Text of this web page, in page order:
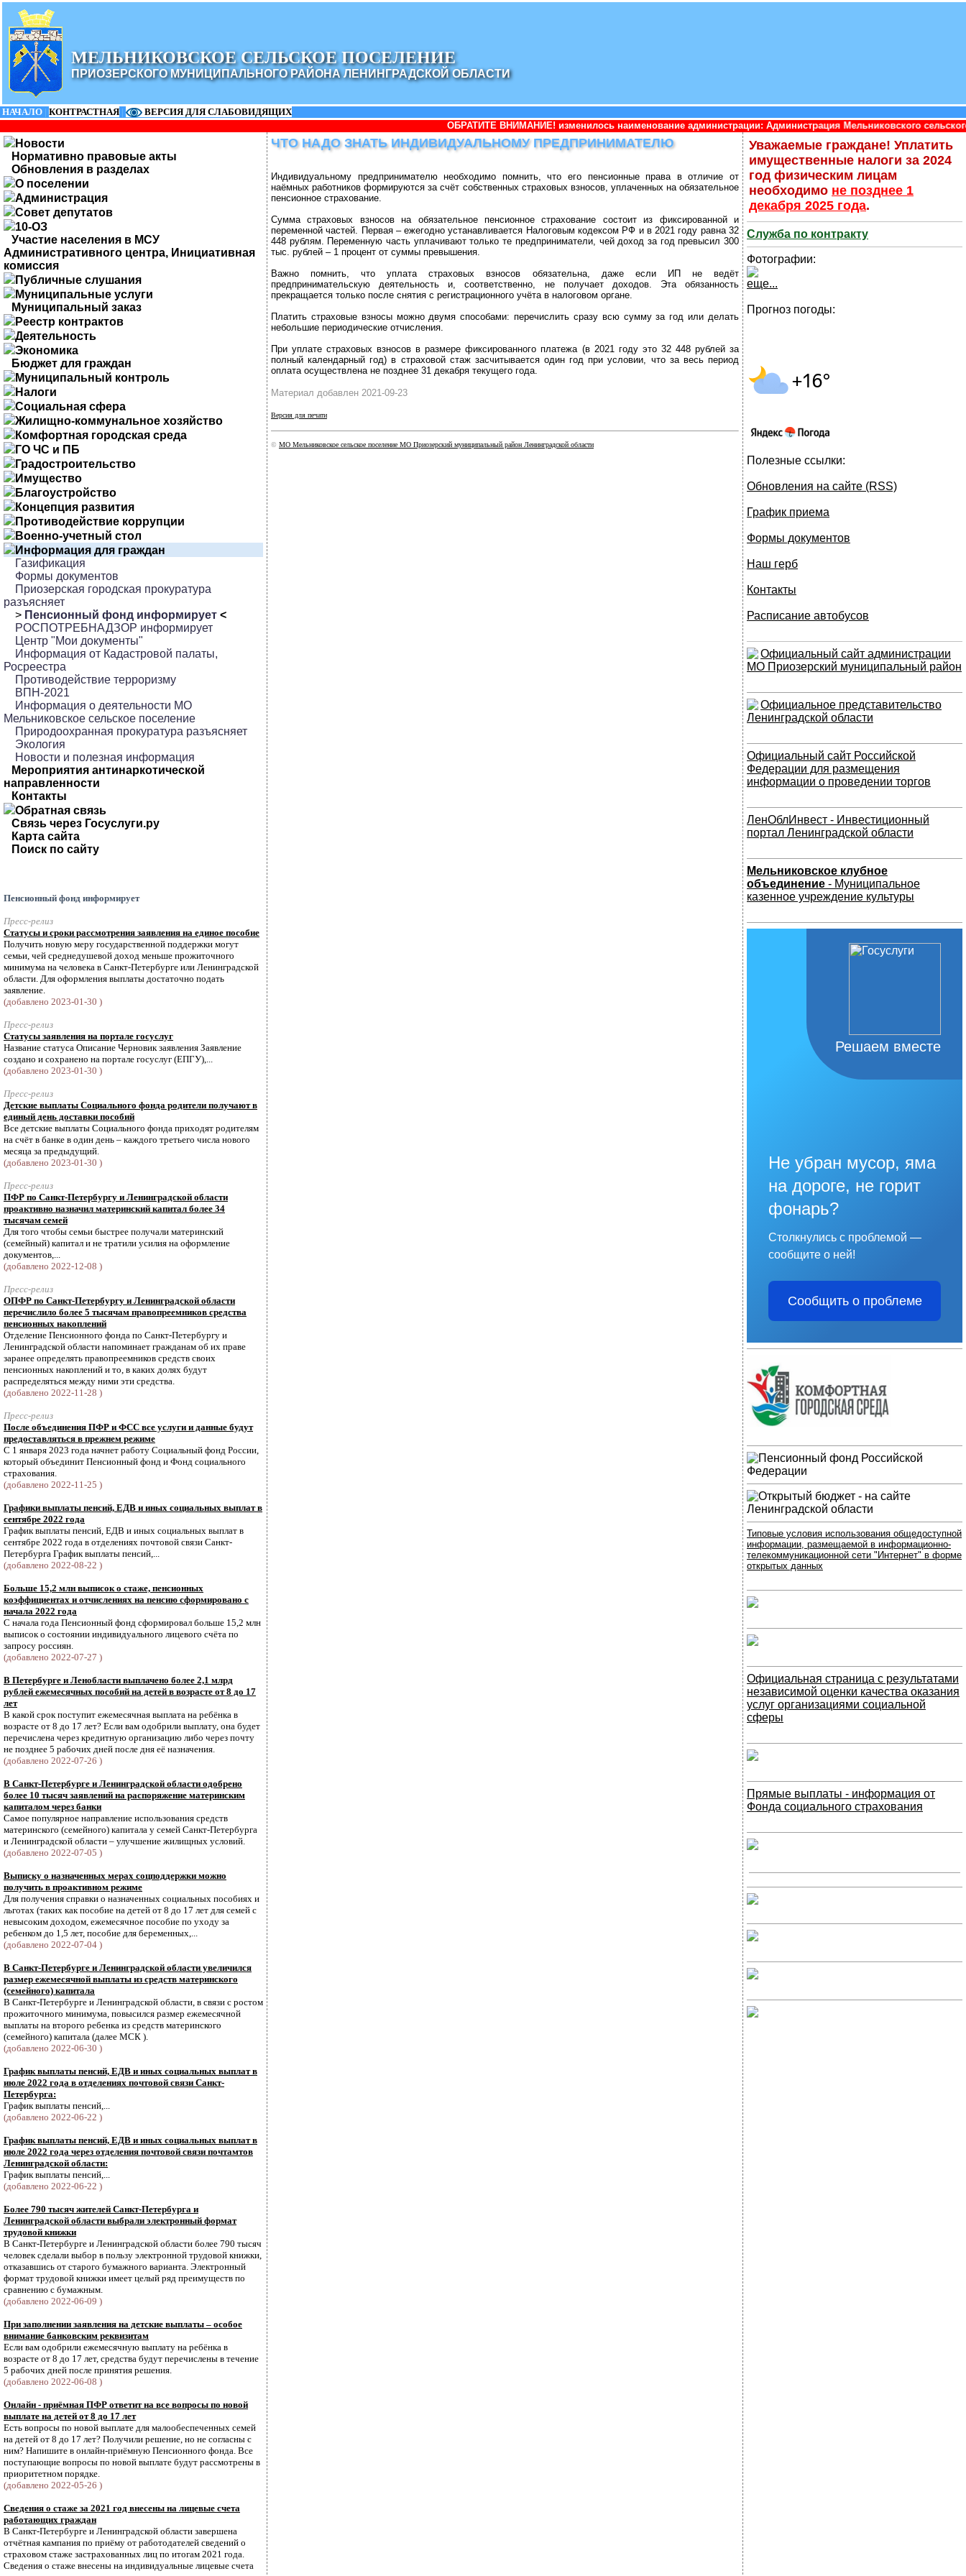
МЕЛЬНИКОВСКОЕ СЕЛЬСКОЕ ПОСЕЛЕНИЕ
ПРИОЗЕРСКОГО МУНИЦИПАЛЬНОГО РАЙОНА ЛЕНИНГРАДСКОЙ ОБЛАСТИ
НАЧАЛО | КОНТРАСТНАЯ |
ВЕРСИЯ ДЛЯ СЛАБОВИДЯЩИХ
ОБРАТИТЕ ВНИМАНИЕ! изменилось наименование администрации: Администрация Мельниковского сельского поселения
Новости
Нормативно правовые акты
Обновления в разделах
О поселении
Администрация
Совет депутатов
10-ОЗ
Участие населения в МСУ
Административного центра, Инициативная
комиссия
Публичные слушания
Муниципальные услуги
Муниципальный заказ
Реестр контрактов
Деятельность
Экономика
Бюджет для граждан
Муниципальный контроль
Налоги
Социальная сфера
Жилищно-коммунальное хозяйство
Комфортная городская среда
ГО ЧС и ПБ
Градостроительство
Имущество
Благоустройство
Концепция развития
Противодействие коррупции
Военно-учетный стол
Информация для граждан
Газификация
Формы документов
Приозерская городская прокуратура
разъясняет
> Пенсионный фонд информирует <
РОСПОТРЕБНАДЗОР информирует
Центр "Мои документы"
Информация от Кадастровой палаты,
Росреестра
Противодействие терроризму
ВПН-2021
Информация о деятельности МО
Мельниковское сельское поселение
Природоохранная прокуратура разъясняет
Экология
Новости и полезная информация
Мероприятия антинаркотической
направленности
Контакты
Обратная связь
Связь через Госуслуги.ру
Карта сайта
Поиск по сайту
Пенсионный фонд информирует
Пресс-релиз
Статусы и сроки рассмотрения заявления на единое пособие
Получить новую меру государственной поддержки могут
семьи, чей среднедушевой доход меньше прожиточного
минимума на человека в Санкт-Петербурге или Ленинградской
области. Для оформления выплаты достаточно подать
заявление.
(добавлено 2023-01-30 )
Пресс-релиз
Статусы заявления на портале госуслуг
Название статуса Описание Черновик заявления Заявление
создано и сохранено на портале госуслуг (ЕПГУ),...
(добавлено 2023-01-30 )
Пресс-релиз
Детские выплаты Социального фонда родители получают в
единый день доставки пособий
Все детские выплаты Социального фонда приходят родителям
на счёт в банке в один день – каждого третьего числа нового
месяца за предыдущий.
(добавлено 2023-01-30 )
Пресс-релиз
ПФР по Санкт-Петербургу и Ленинградской области
проактивно назначил материнский капитал более 34
тысячам семей
Для того чтобы семьи быстрее получали материнский
(семейный) капитал и не тратили усилия на оформление
документов,...
(добавлено 2022-12-08 )
Пресс-релиз
ОПФР по Санкт-Петербургу и Ленинградской области
перечислило более 5 тысячам правопреемников средства
пенсионных накоплений
Отделение Пенсионного фонда по Санкт-Петербургу и
Ленинградской области напоминает гражданам об их праве
заранее определять правопреемников средств своих
пенсионных накоплений и то, в каких долях будут
распределяться между ними эти средства.
(добавлено 2022-11-28 )
Пресс-релиз
После объединения ПФР и ФСС все услуги и данные будут
предоставляться в прежнем режиме
С 1 января 2023 года начнет работу Социальный фонд России,
который объединит Пенсионный фонд и Фонд социального
страхования.
(добавлено 2022-11-25 )
Графики выплаты пенсий, ЕДВ и иных социальных выплат в
сентябре 2022 года
График выплаты пенсий, ЕДВ и иных социальных выплат в
сентябре 2022 года в отделениях почтовой связи Санкт-
Петербурга График выплаты пенсий,...
(добавлено 2022-08-22 )
Больше 15,2 млн выписок о стаже, пенсионных
коэффициентах и отчислениях на пенсию сформировано с
начала 2022 года
С начала года Пенсионный фонд сформировал больше 15,2 млн
выписок о состоянии индивидуального лицевого счёта по
запросу россиян.
(добавлено 2022-07-27 )
В Петербурге и Ленобласти выплачено более 2,1 млрд
рублей ежемесячных пособий на детей в возрасте от 8 до 17
лет
В какой срок поступит ежемесячная выплата на ребёнка в
возрасте от 8 до 17 лет? Если вам одобрили выплату, она будет
перечислена через кредитную организацию либо через почту
не позднее 5 рабочих дней после дня её назначения.
(добавлено 2022-07-26 )
В Санкт-Петербурге и Ленинградской области одобрено
более 10 тысяч заявлений на распоряжение материнским
капиталом через банки
Самое популярное направление использования средств
материнского (семейного) капитала у семей Санкт-Петербурга
и Ленинградской области – улучшение жилищных условий.
(добавлено 2022-07-05 )
Выписку о назначенных мерах соцподдержки можно
получить в проактивном режиме
Для получения справки о назначенных социальных пособиях и
льготах (таких как пособие на детей от 8 до 17 лет для семей с
невысоким доходом, ежемесячное пособие по уходу за
ребенком до 1,5 лет, пособие для беременных,...
(добавлено 2022-07-04 )
В Санкт-Петербурге и Ленинградской области увеличился
размер ежемесячной выплаты из средств материнского
(семейного) капитала
В Санкт-Петербурге и Ленинградской области, в связи с ростом
прожиточного минимума, повысился размер ежемесячной
выплаты на второго ребенка из средств материнского
(семейного) капитала (далее МСК ).
(добавлено 2022-06-30 )
График выплаты пенсий, ЕДВ и иных социальных выплат в
июле 2022 года в отделениях почтовой связи Санкт-
Петербурга:
График выплаты пенсий,...
(добавлено 2022-06-22 )
График выплаты пенсий, ЕДВ и иных социальных выплат в
июле 2022 года через отделения почтовой связи почтамтов
Ленинградской области:
График выплаты пенсий,...
(добавлено 2022-06-22 )
Более 790 тысяч жителей Санкт-Петербурга и
Ленинградской области выбрали электронный формат
трудовой книжки
В Санкт-Петербурге и Ленинградской области более 790 тысяч
человек сделали выбор в пользу электронной трудовой книжки,
отказавшись от старого бумажного варианта. Электронный
формат трудовой книжки имеет целый ряд преимуществ по
сравнению с бумажным.
(добавлено 2022-06-09 )
При заполнении заявления на детские выплаты – особое
внимание банковским реквизитам
Если вам одобрили ежемесячную выплату на ребёнка в
возрасте от 8 до 17 лет, средства будут перечислены в течение
5 рабочих дней после принятия решения.
(добавлено 2022-06-08 )
Онлайн - приёмная ПФР ответит на все вопросы по новой
выплате на детей от 8 до 17 лет
Есть вопросы по новой выплате для малообеспеченных семей
на детей от 8 до 17 лет? Получили решение, но не согласны с
ним? Напишите в онлайн-приёмную Пенсионного фонда. Все
поступающие вопросы по новой выплате будут рассмотрены в
приоритетном порядке.
(добавлено 2022-05-26 )
Сведения о стаже за 2021 год внесены на лицевые счета
работающих граждан
В Санкт-Петербурге и Ленинградской области завершена
отчётная кампания по приёму от работодателей сведений о
страховом стаже застрахованных лиц по итогам 2021 года.
Cведения о стаже внесены на индивидуальные лицевые счета
ЧТО НАДО ЗНАТЬ ИНДИВИДУАЛЬНОМУ ПРЕДПРИНИМАТЕЛЮ
Индивидуальному предпринимателю необходимо помнить, что его пенсионные права в отличие от
наёмных работников формируются за счёт собственных страховых взносов, уплаченных на обязательное
пенсионное страхование.
Сумма страховых взносов на обязательное пенсионное страхование состоит из фиксированной и
переменной частей. Первая – ежегодно устанавливается Налоговым кодексом РФ и в 2021 году равна 32
448 рублям. Переменную часть уплачивают только те предприниматели, чей доход за год превысил 300
тыс. рублей – 1 процент от суммы превышения.
Важно помнить, что уплата страховых взносов обязательна, даже если ИП не ведёт
предпринимательскую деятельность и, соответственно, не получает доходов. Эта обязанность
прекращается только после снятия с регистрационного учёта в налоговом органе.
Платить страховые взносы можно двумя способами: перечислить сразу всю сумму за год или делать
небольшие периодические отчисления.
При уплате страховых взносов в размере фиксированного платежа (в 2021 году это 32 448 рублей за
полный календарный год) в страховой стаж засчитывается один год при условии, что за весь период
оплата осуществлена не позднее 31 декабря текущего года.
Материал добавлен 2021-09-23
Версия для печати
© МО Мельниковское сельское поселение МО Приозерский муниципальный район Ленинградской области
Уважаемые граждане! Уплатить
имущественные налоги за 2024
год физическим лицам
необходимо не позднее 1
декабря 2025 года.
Служба по контракту
Фотографии:
еще...
Прогноз погоды:
Полезные ссылки:
Обновления на сайте (RSS)
График приема
Формы документов
Наш герб
Контакты
Расписание автобусов
Официальный сайт администрации
МО Приозерский муниципальный район
Официальное представительство
Ленинградской области
Официальный сайт Российской
Федерации для размещения
информации о проведении торгов
ЛенОблИнвест - Инвестиционный
портал Ленинградской области
Мельниковское клубное
объединение - Муниципальное
казенное учреждение культуры
Решаем вместе
Не убран мусор, яма
на дороге, не горит
фонарь?
Столкнулись с проблемой —
сообщите о ней!
Сообщить о проблеме
Типовые условия использования общедоступной
информации, размещаемой в информационно-
телекоммуникационной сети "Интернет" в форме
открытых данных
Официальная страница с результатами
независимой оценки качества оказания
услуг организациями социальной
сферы
Прямые выплаты - информация от
Фонда социального страхования